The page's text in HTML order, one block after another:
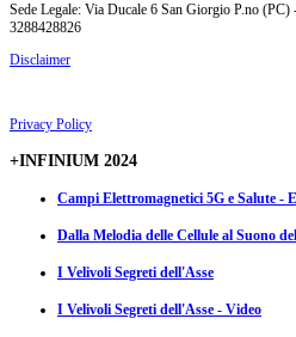
Sede Legale: Via Ducale 6 San Giorgio P.no
3288428826
Disclaimer
Privacy Policy
+INFINIUM 2024
Campi Elettromagnetici 5G e Salute -
Dalla Melodia delle Cellule al Suono
I Velivoli Segreti dell'Asse
I Velivoli Segreti dell'Asse - Video